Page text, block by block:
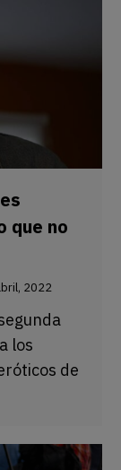
que no
2022
los
de